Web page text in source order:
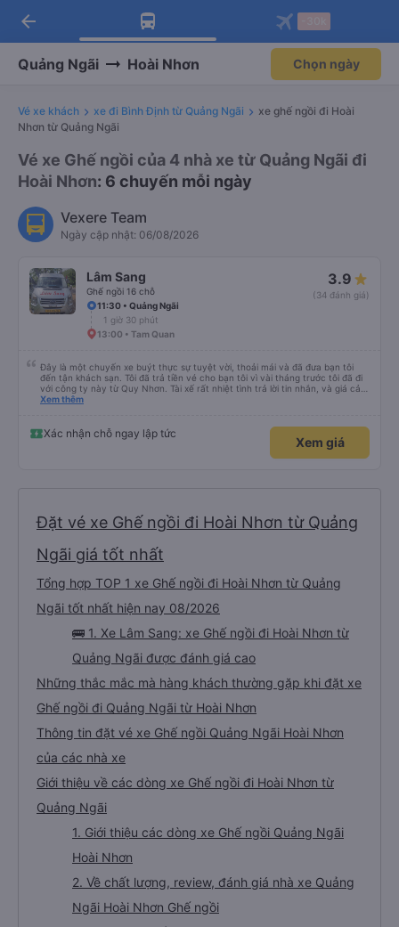
Tải app Vexere ngay!
Nhận ưu đãi thành viên độc
Mở app
Tải app Vexere
-30k/ghế khi đặt vé máy bay qua
Mở app
arrow_back
Quảng Ngãi Hoài Nhơn Chọn ngày
Vé xe khách xe đi Bình Định từ Quảng Ngãi
xe ghế ngồi đi Hoài
Nhơn từ Quảng Ngãi
Vé xe Ghế ngồi của 4 nhà xe từ Quảng Ngãi đi
Hoài Nhơn: 6 chuyến mỗi ngày
Vexere Team
Ngày cập nhật: 06/08/2026
Lâm Sang
Ghế ngồi 16 chỗ
3.9
(34 đánh giá)
11:30 • Quảng Ngãi
1 giờ 30 phút
13:00 • Tam Quan
Đây là một chuyến xe buýt thực sự tuyệt vời, thoải mái và đã đưa bạn tôi
đến tận khách sạn. Tôi đã trả tiền vé cho bạn tôi vì vài tháng trước tôi đã đi
với công ty này từ Quy Nhơn. Tài xế rất nhiệt tình trả lời tin nhắn, và giá cả
rất hợp lý, rẻ hơn so với các lựa chọn khác cho dịch vụ 5 sao. Rất đáng để
Xem thêm
Xác nhận chỗ ngay lập tức
Xem giá
Đặt vé xe Ghế ngồi đi Hoài Nhơn từ Quảng
Ngãi giá tốt nhất
Tổng hợp TOP 1 xe Ghế ngồi đi Hoài Nhơn từ Quảng
Ngãi tốt nhất hiện nay 08/2026
🚌 1. Xe Lâm Sang: xe Ghế ngồi đi Hoài Nhơn từ
Quảng Ngãi được đánh giá cao
Những thắc mắc mà hàng khách thường gặp khi đặt xe
Ghế ngồi đi Quảng Ngãi từ Hoài Nhơn
Thông tin đặt vé xe Ghế ngồi Quảng Ngãi Hoài Nhơn
của các nhà xe
Giới thiệu về các dòng xe Ghế ngồi đi Hoài Nhơn từ
Quảng Ngãi
1. Giới thiệu các dòng xe Ghế ngồi Quảng Ngãi
Hoài Nhơn
2. Về chất lượng, review, đánh giá nhà xe Quảng
Ngãi Hoài Nhơn Ghế ngồi